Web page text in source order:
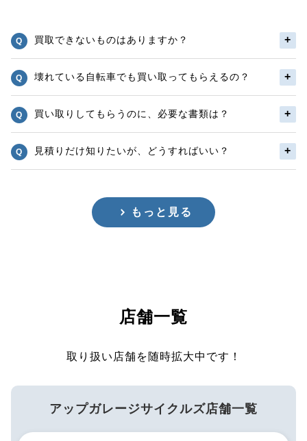
買取できないものはありますか？
壊れている自転車でも買い取ってもらえるの？
買い取りしてもらうのに、必要な書類は？
見積りだけ知りたいが、どうすればいい？
もっと見る
店舗一覧
取り扱い店舗を随時拡大中です！
アップガレージサイクルズ店舗一覧